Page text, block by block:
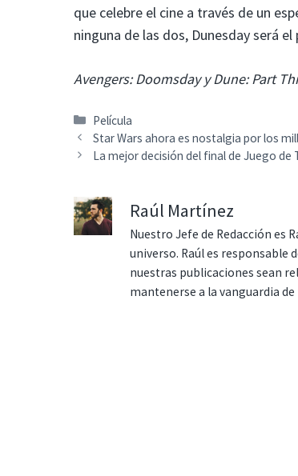
que celebre el cine a través de un
ninguna de las dos, Dunesday será
Avengers: Doomsday y Dune: Part
Categorías
Película
Star Wars ahora es nostalgia por los
La mejor decisión del final de Juego de
Raúl Martínez
Nuestro Jefe de Redacción es
universo. Raúl es responsable
nuestras publicaciones sean
mantenerse a la vanguardia